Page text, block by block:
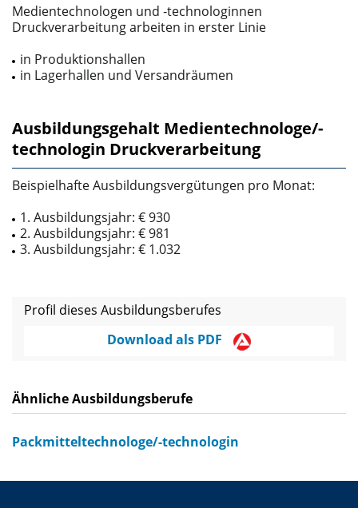
Medientechnologen und ‑technologinnen
Druckverarbeitung arbeiten in erster Linie
in Produktionshallen
in Lagerhallen und Versandräumen
Ausbildungsgehalt Medientechnologe/-
technologin Druckverarbeitung
Beispielhafte Ausbildungsvergütungen pro Monat:
1. Ausbildungsjahr: € 930
2. Ausbildungsjahr: € 981
3. Ausbildungsjahr: € 1.032
Profil dieses Ausbildungsberufes
Download als PDF
Ähnliche Ausbildungsberufe
Packmitteltechnologe/-technologin